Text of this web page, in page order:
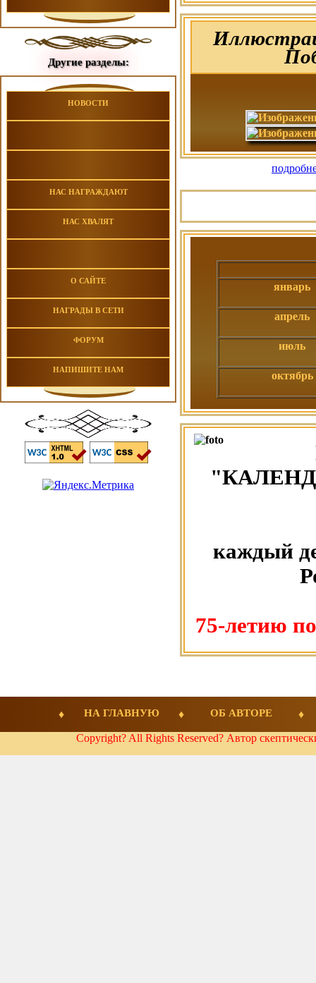
Другие разделы:
НОВОСТИ
НАС НАГРАЖДАЮТ
НАС ХВАЛЯТ
О САЙТЕ
НАГРАДЫ В СЕТИ
ФОРУМ
НАПИШИТЕ НАМ
январь
апрель
июль
октябрь
каждый
75-летию
НА ГЛАВНУЮ ОБ АВТОРЕ
Copyright? All Rights Reserved? Автор